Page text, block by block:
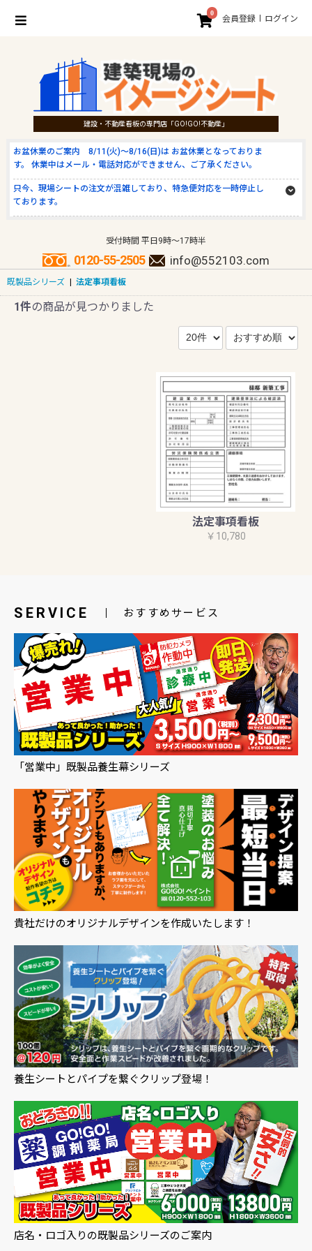
0
会員登録 ログイン
建設・不動産看板の専門店「GO!GO!不動産」
お盆休業のご案内 8/11(火)～8/16(日)は お盆休業となっておりま
す。 休業中はメール・電話対応ができません、ご了承ください。
只今、現場シートの注文が混雑しており、特急便対応を一時停止し
ております。
受付時間 平日9時～17時半
0120-55-2505 info@552103.com
既製品シリーズ | 法定事項看板
1件の商品が見つかりました
法定事項看板
￥10,780
SERVICE おすすめサービス
「営業中」既製品養生幕シリーズ
貴社だけのオリジナルデザインを作成いたします！
養生シートとパイプを繋ぐクリップ登場！
店名・ロゴ入りの既製品シリーズのご案内